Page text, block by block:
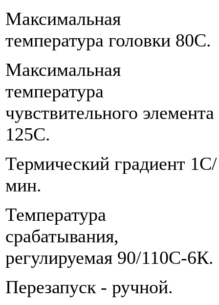
Максимальная
температура головки 80С.
Максимальная
температура
чувствительного элемента
125С.
Термический градиент 1С/
мин.
Температура
срабатывания,
регулируемая 90/110С-6К.
Перезапуск - ручной.